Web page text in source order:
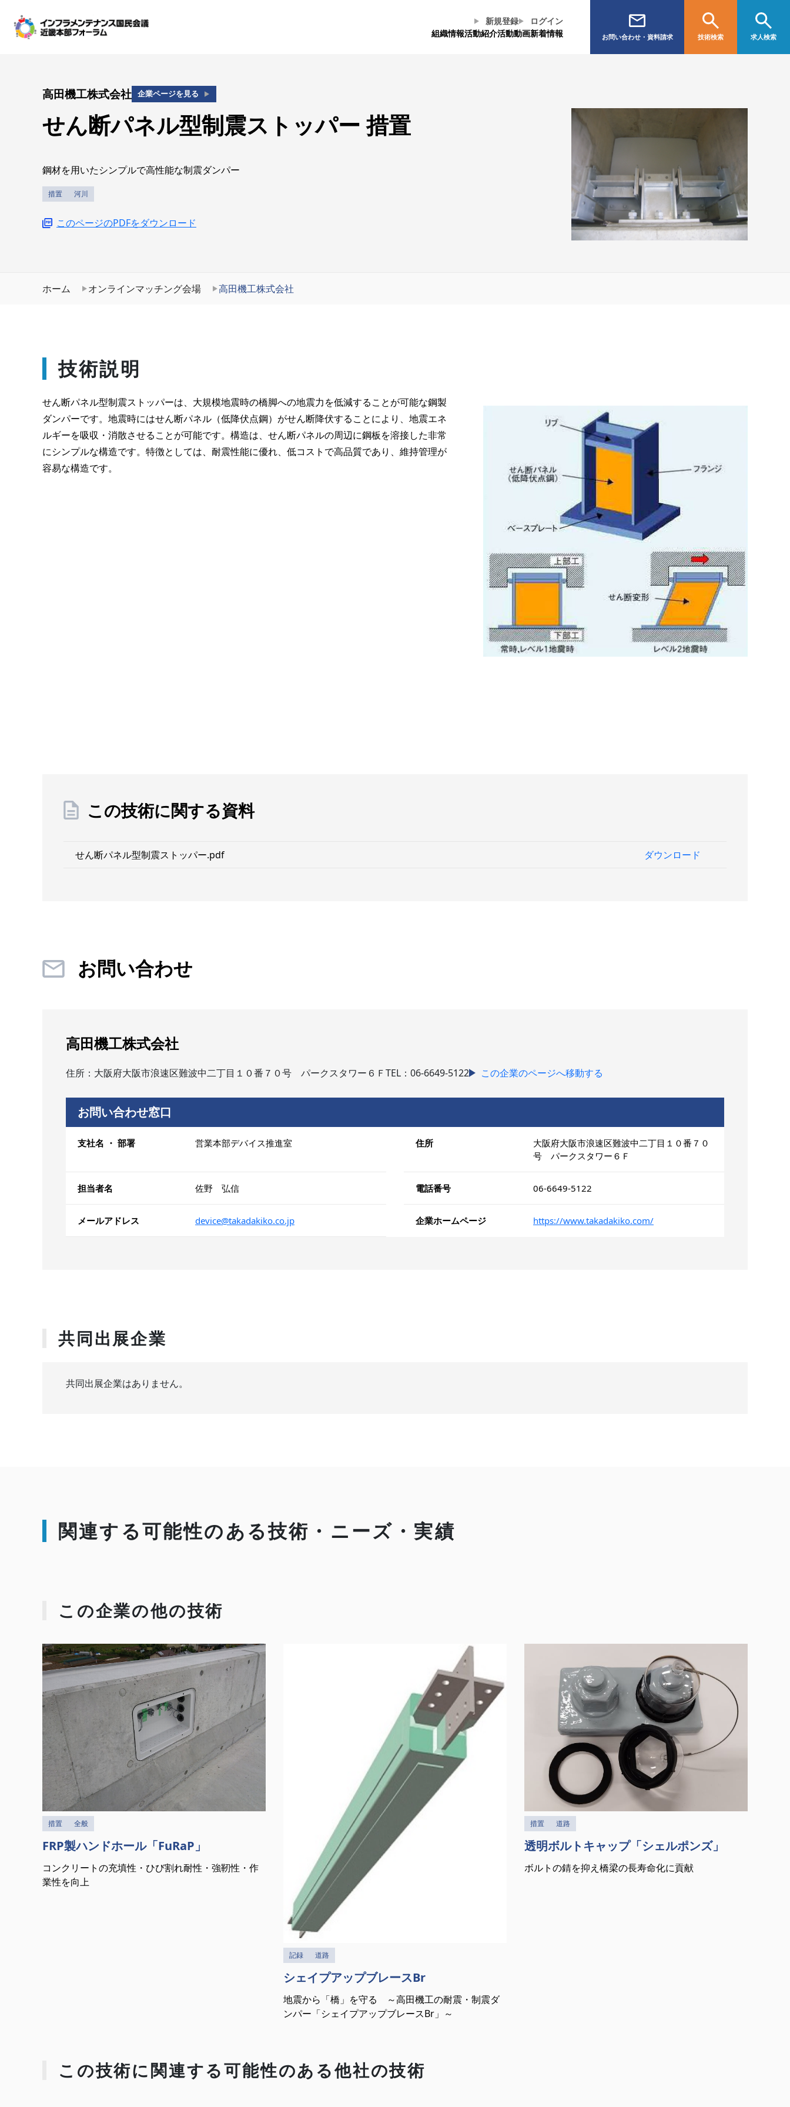
新規登録
ログイン
組織情報活動紹介活動動画新着情報 お問い合わせ・資料請求 技術検索 求人検索
高田機工株式会社 企業ページを見る
せん断パネル型制震ストッパー措置
鋼材を用いたシンプルで高性能な制震ダンパー
措置 河川
このページのPDFをダウンロード
ホーム オンラインマッチング会場 高田機工株式会社
技術説明
せん断パネル型制震ストッパーは、大規模地震時の橋脚への地震力を低減することが可能な鋼製
ダンパーです。地震時にはせん断パネル（低降伏点鋼）がせん断降伏することにより、地震エネ
ルギーを吸収・消散させることが可能です。構造は、せん断パネルの周辺に鋼板を溶接した非常
にシンプルな構造です。特徴としては、耐震性能に優れ、低コストで高品質であり、維持管理が
容易な構造です。
この技術に関する資料
せん断パネル型制震ストッパー.pdf ダウンロード
お問い合わせ
高田機工株式会社
住所：大阪府大阪市浪速区難波中二丁目１０番７０号 パークスタワー６ＦTEL：06-6649-5122 この企業のページへ移動する
お問い合わせ窓口
支社名 ・ 部署 営業本部デバイス推進室 住所
大阪府大阪市浪速区難波中二丁目１０番７０
号 パークスタワー６Ｆ
担当者名 佐野 弘信 電話番号 06-6649-5122
メールアドレス device@takadakiko.co.jp 企業ホームページ https://www.takadakiko.com/
共同出展企業
共同出展企業はありません。
関連する可能性のある技術・ニーズ・実績
この企業の他の技術
措置 全般
FRP製ハンドホール「FuRaP」
コンクリートの充填性・ひび割れ耐性・強靭性・作
業性を向上
記録 道路
シェイプアップブレースBr
地震から「橋」を守る ～高田機工の耐震・制震ダ
ンパー「シェイプアップブレースBr」～
措置 道路
透明ボルトキャップ「シェルポンズ」
ボルトの錆を抑え橋梁の長寿命化に貢献
この技術に関連する可能性のある他社の技術